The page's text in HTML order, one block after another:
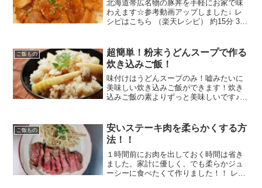
北海道帯広名物の豚丼を手軽にお家で味
わえます☆参考動画アップしました↓ レ
シピはこちら （楽天レシピ） 約15分 300
切り（豚丼のタレの材料）醤油みりん砂
糖みんなのレ...
ご飯もの
超簡単！粉末うどんスープで作る
炊き込みご飯！
味付けはうどんスープのみ！嘘みたいに
美味しい炊き込みご飯ができます！炊き
込みご飯の素よりずっと美味しいです♪
好きな具、何でもＯＫ※油揚げ※しめじ
※ごぼう※にん...
ご飯もの
安いステーキ肉を柔らかくする方
法！！
１時間前にお肉を出しておく時間は省き
ました。家計に優しく、でも柔らかジュ
ーシーに食べたくて作りました！！ レシ